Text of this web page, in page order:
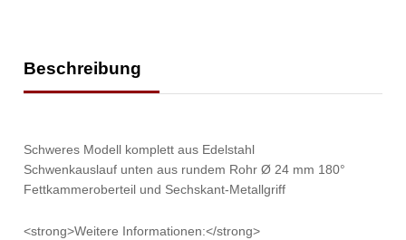
Beschreibung
Schweres Modell komplett aus Edelstahl
Schwenkauslauf unten aus rundem Rohr Ø 24 mm 180°
Fettkammeroberteil und Sechskant-Metallgriff
<strong>Weitere Informationen:</strong>